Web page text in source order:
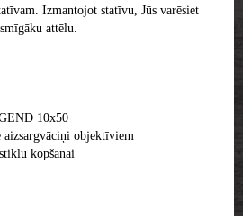
Izmantojot statīvu, Jūs varēsiet
attēlu.
10x50
aizsargvāciņi objektīviem
kopšanai